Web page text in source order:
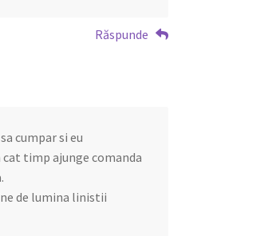
Răspunde
cumpar si eu
timp ajunge comanda
de lumina linistii